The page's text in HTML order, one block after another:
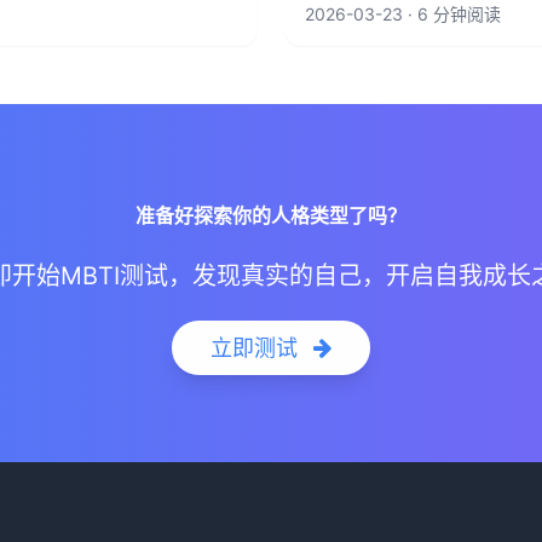
2026-03-23 · 6 分钟阅读
准备好探索你的人格类型了吗？
开始MBTI测试，发现真实的自己，开启自我成长
立即测试